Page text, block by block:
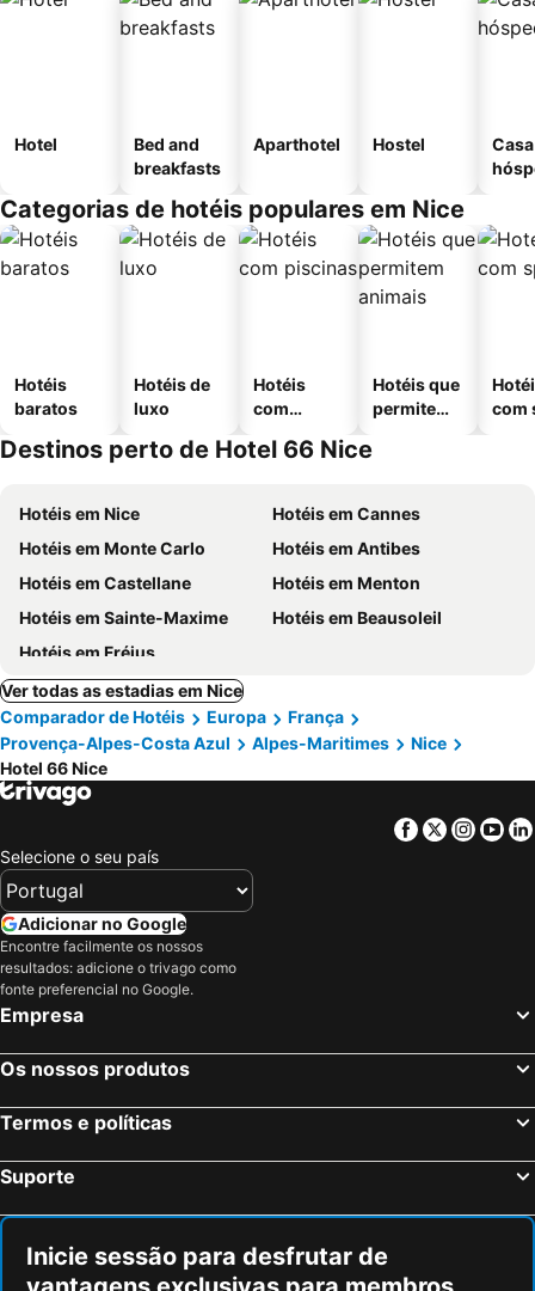
Hotel
Bed and
breakfasts
Aparthotel Hostel
Categorias de hotéis populares em Nice
Hotéis
baratos
Hotéis de
luxo
Hotéis
com
Hotéis que
permitem
com
Destinos perto de Hotel 66 Nice
Hotéis em Nice
Hotéis em Cannes
Hotéis em Monte Carlo
Hotéis em Antibes
Hotéis em Castellane
Hotéis em Menton
Hotéis em Sainte-Maxime
Hotéis em Beausoleil
Hotéis em Fréjus
Ver todas as estadias em Nice
Comparador de Hotéis
Europa
França
Provença-Alpes-Costa Azul
Alpes-Maritimes
Nice
Hotel 66 Nice
Facebook
Twitter
Selecione o seu país
Adicionar no Google
Encontre facilmente os nossos
resultados: adicione o trivago como
fonte preferencial no Google.
Empresa
Os nossos produtos
Termos e políticas
Suporte
Inicie sessão para desfrutar de